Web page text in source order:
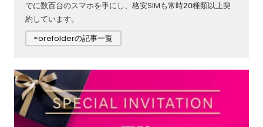
でに数百台のスマホを手にし、格安SIMも常時20種類以上契
約しています。
⇨orefolderの記事一覧